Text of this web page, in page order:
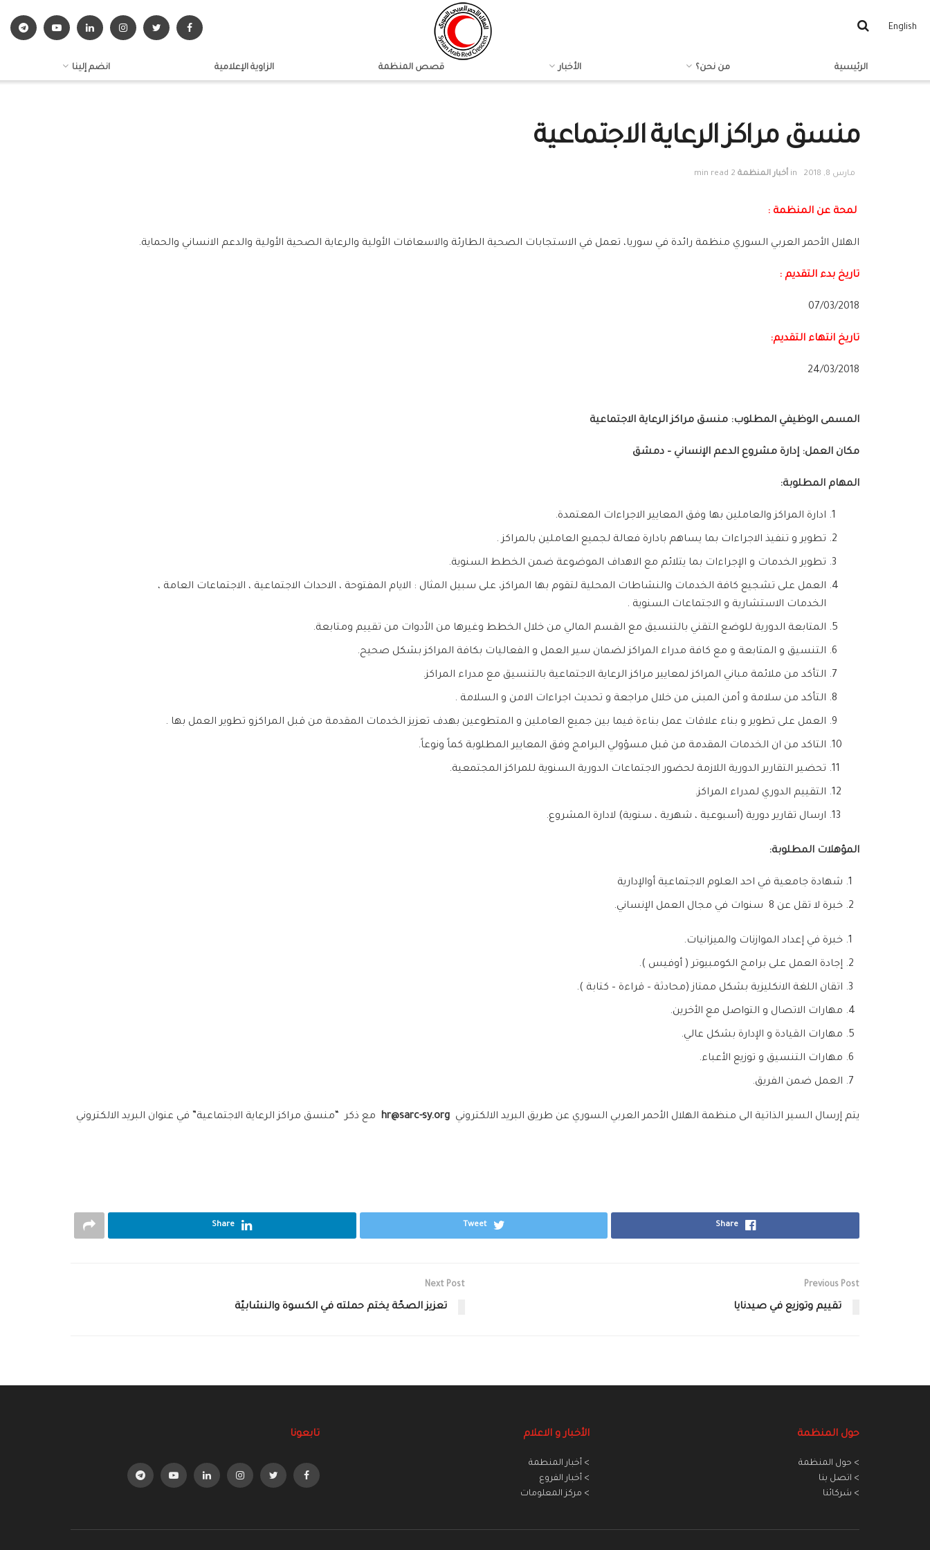
English
الرئيسية من نحن؟ الأخبار قصص المنظمة الزاوية الإعلامية انضم إلينا
منسق مراكز الرعاية الاجتماعية
مارس 8, 2018 in أخبار المنظمة 2 min read
لمحة عن المنظمة :
الهلال الأحمر العربي السوري منظمة رائدة في سوريا، تعمل في الاستجابات الصحية الطارئة والاسعافات الأولية والرعاية الصحية الأولية والدعم الانساني والحماية.
تاريخ بدء التقديم :
07/03/2018
تاريخ انتهاء التقديم:
24/03/2018
المسمى الوظيفي المطلوب: منسق مراكز الرعاية الاجتماعية
مكان العمل: إدارة مشروع الدعم الإنساني – دمشق
المهام المطلوبة:
ادارة المراكز والعاملين بها وفق المعايير الاجراءات المعتمدة.
تطوير و تنفيذ الاجراءات بما يساهم بادارة فعالة لجميع العاملين بالمراكز .
تطوير الخدمات و الإجراءات بما يتلائم مع الاهداف الموضوعة ضمن الخطط السنوية.
العمل على تشجيع كافة الخدمات والنشاطات المحلية لتقوم بها المراكز، على سبيل المثال : الايام المفتوحة ، الاحداث الاجتماعية ، الاجتماعات العامة ،
الخدمات الاستشارية و الاجتماعات السنوية .
المتابعة الدورية للوضع التقني بالتنسيق مع القسم المالي من خلال الخطط وغيرها من الأدوات من تقييم ومتابعة.
التنسيق و المتابعة و مع كافة مدراء المراكز لضمان سير العمل و الفعاليات بكافة المراكز بشكل صحيح.
التأكد من ملائمة مباني المراكز لمعايير مراكز الرعاية الاجتماعية بالتنسيق مع مدراء المراكز.
التأكد من سلامة و أمن المبنى من خلال مراجعة و تحديث اجراءات الامن و السلامة .
العمل على تطوير و بناء علاقات عمل بناءة فيما بين جميع العاملين و المتطوعين بهدف تعزيز الخدمات المقدمة من قبل المراكزو تطوير العمل بها .
التاكد من ان الخدمات المقدمة من قبل مسؤولي البرامج وفق المعايير المطلوبة كماً ونوعاً.
تحضير التقارير الدورية اللازمة لحضور الاجتماعات الدورية السنوية للمراكز المجتمعية.
التقييم الدوري لمدراء المراكز.
ارسال تقارير دورية (أسبوعية ، شهرية ، سنوية) لادارة المشروع.
المؤهلات المطلوبة:
شهادة جامعية في احد العلوم الاجتماعية أوالإدارية
خبرة لا تقل عن 8 سنوات في مجال العمل الإنساني.
خبرة في إعداد الموازنات والميزانيات.
إجادة العمل على برامج الكومبيوتر ( أوفيس ).
اتقان اللغة الانكليزية بشكل ممتاز (محادثة – قراءة – كتابة ).
مهارات الاتصال و التواصل مع الأخرين.
مهارات القيادة و الإدارة بشكل عالي.
مهارات التنسيق و توزيع الأعباء.
العمل ضمن الفريق.
يتم إرسال السير الذاتية الى منظمة الهلال الأحمر العربي السوري عن طريق البريد الالكتروني hr@sarc-sy.org مع ذكر “منسق مراكز الرعاية الاجتماعية” في عنوان البريد الالكتروني
Share
Tweet
Share
Previous Post
تقييم وتوزيع في صيدنايا
Next Post
تعزيز الصحّة يختم حملته في الكسوة والنشابيّة
حول المنظمة
> حول المنظمة
> اتصل بنا
> شركائنا
الأخبار و الاعلام
> أخبار المنطمة
> أخبار الفروع
> مركز المعلومات
تابعونا